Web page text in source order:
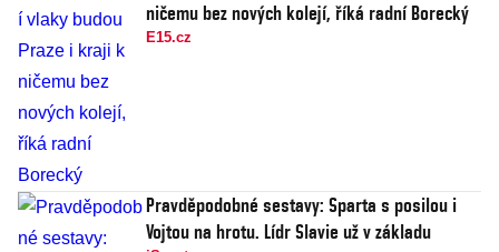
ničemu bez nových kolejí, říká radní Borecký
E15.cz
Pravděpodobné sestavy: Sparta s posilou i
Vojtou na hrotu. Lídr Slavie už v základu